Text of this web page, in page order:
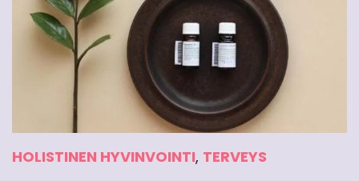
HOLISTINEN HYVINVOINTI, TERVEYS